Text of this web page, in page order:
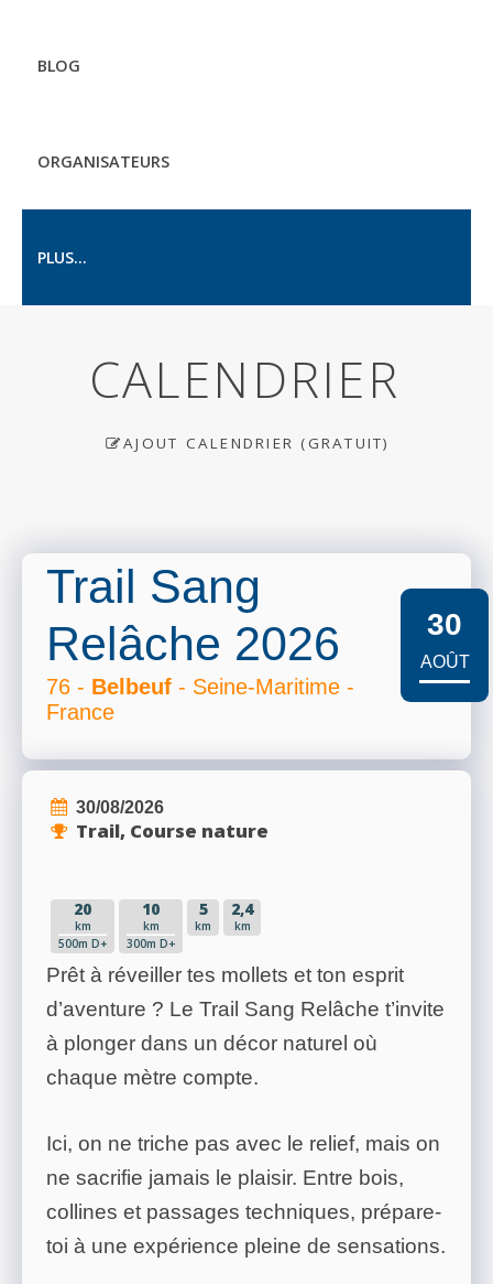
BLOG
ORGANISATEURS
PLUS...
CALENDRIER
AJOUT CALENDRIER (GRATUIT)
Trail Sang
Relâche 2026
76 - Belbeuf - Seine-Maritime -
France
30
AOÛT
30/08/2026
Trail, Course nature
20
km
500m D+
10
km
300m D+
5
km
2,4
km
Prêt à réveiller tes mollets et ton esprit
d’aventure ? Le Trail Sang Relâche t’invite
à plonger dans un décor naturel où
chaque mètre compte.
Ici, on ne triche pas avec le relief, mais on
ne sacrifie jamais le plaisir. Entre bois,
collines et passages techniques, prépare-
toi à une expérience pleine de sensations.